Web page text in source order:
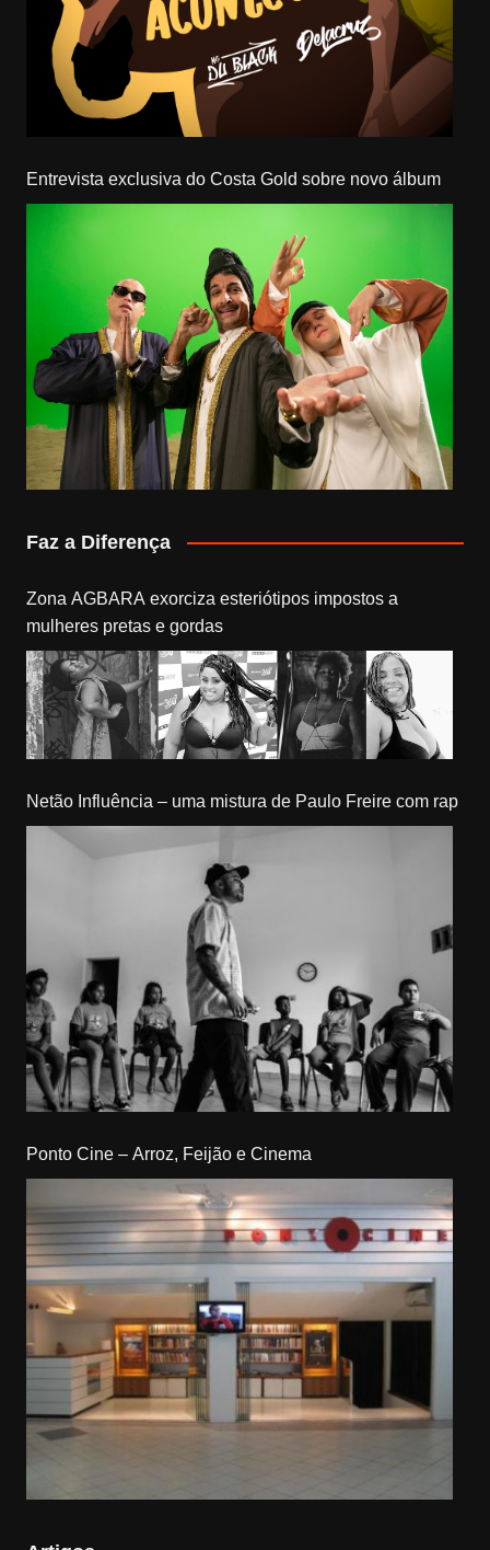
Entrevista exclusiva do Costa Gold sobre novo álbum
Faz a Diferença
Zona AGBARA exorciza esteriótipos impostos a
mulheres pretas e gordas
Netão Influência – uma mistura de Paulo Freire com rap
Ponto Cine – Arroz, Feijão e Cinema